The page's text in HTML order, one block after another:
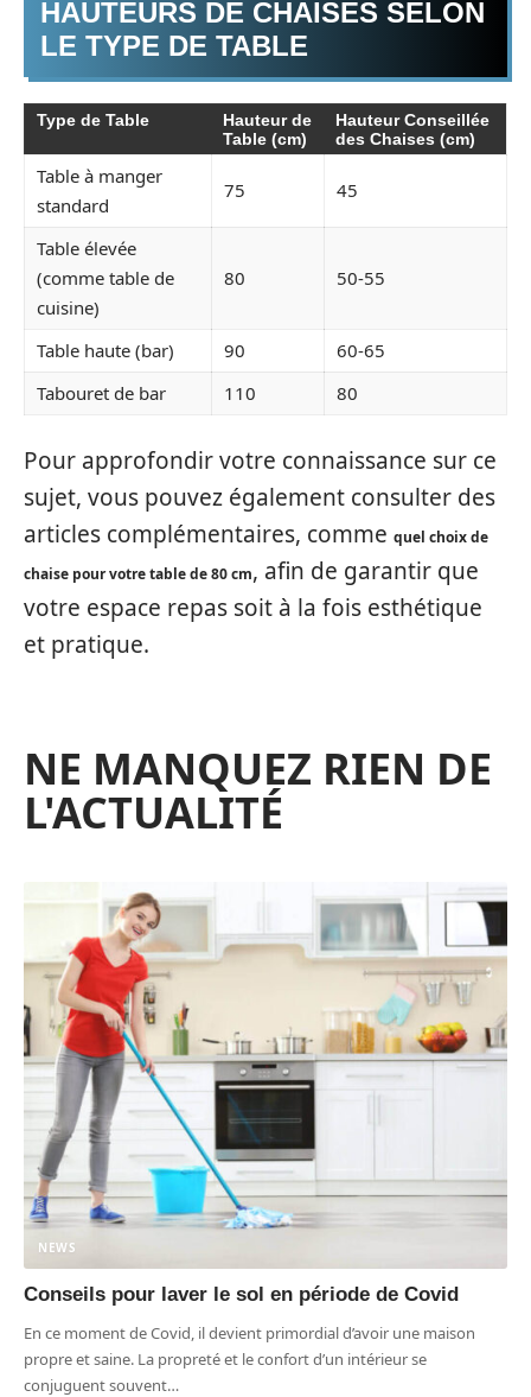
HAUTEURS DE CHAISES SELON
LE TYPE DE TABLE
Type de Table
Hauteur de
Table (cm)
Hauteur Conseillée
des Chaises (cm)
Table à manger
standard
75 45
Table élevée
(comme table de
cuisine)
80 50-55
Table haute (bar) 90
60-65
Tabouret de bar
110 80
Pour approfondir votre connaissance sur ce
sujet, vous pouvez également consulter des
articles complémentaires, comme quel choix de
chaise pour votre table de 80 cm, afin de garantir que
votre espace repas soit à la fois esthétique
et pratique.
NE MANQUEZ RIEN DE
L'ACTUALITÉ
NEWS
Conseils pour laver le sol en période de Covid
En ce moment de Covid, il devient primordial d’avoir une maison
propre et saine. La propreté et le confort d’un intérieur se
conjuguent souvent…